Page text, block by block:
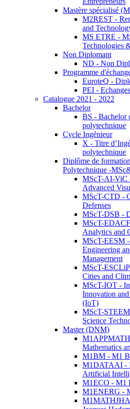
Mastère spécialisé
M2REST -
and
MS ETRE -
Technologies
Non Diplomant
ND - Non
Programme
EuroteQ -
PEI -
Catalogue 2021 - 2022
Bachelor
BS - Bachelor
polytechnique
Cycle Ingénieur
X - Titre
polytechnique
Diplôme de
Polytechnique -
MScT-AI-ViC
Advanced
MScT-CTD -
Defenses
MScT-DSB -
MScT-
Analytics and
MScT-EESM
Engineering
Management
MScT-
Cities and
MScT-IOT -
Innovation
(IoT)
MScT-
Science
Master (DNM)
Mathematics
M1BM - M1
M1DATAAI -
Artificial
M1ECO - M1
M1ENERG -